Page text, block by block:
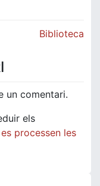
Biblioteca
un comentari.
els
processen les